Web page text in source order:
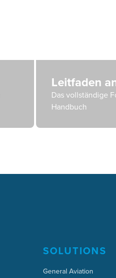
Leitfaden
Das vollständige
Handbuch
SOLUTIONS
General Aviation